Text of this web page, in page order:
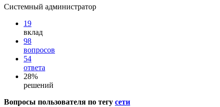
Системный администратор
19
вклад
98
вопросов
54
ответа
28%
решений
Вопросы пользователя по тегу сети